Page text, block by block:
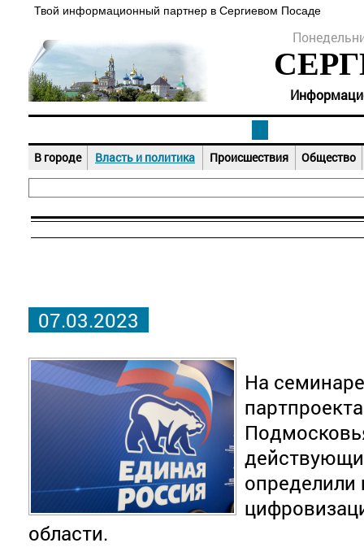
Твой информационный партнер в Сергиевом Посаде
В городе Власть и политика Происшествия Общество
07.03.2023
На
определили
области.